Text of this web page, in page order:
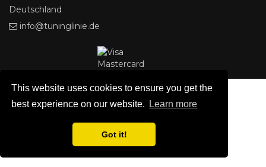
This website uses cookies to ensure you get the
best experience on our website.
Learn more
Got it!
Deutschland
info@tuninglinie.de